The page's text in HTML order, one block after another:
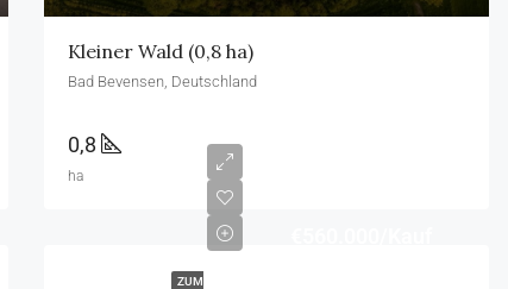
Kleiner Wald (0,8 ha)
Bad Bevensen, Deutschland
0,8
ha
ZUM